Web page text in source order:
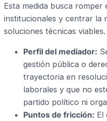
Esta medida busca
institucionales y centrar la
soluciones técnicas viables.
Perfil del mediador:
gestión pública o
trayectoria en
laborales y que no
partido político ni
Puntos de fricción: El